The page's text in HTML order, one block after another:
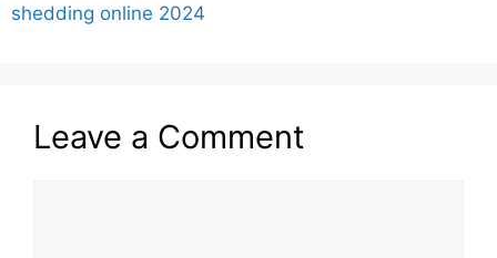
shedding online 2024
Leave a Comment